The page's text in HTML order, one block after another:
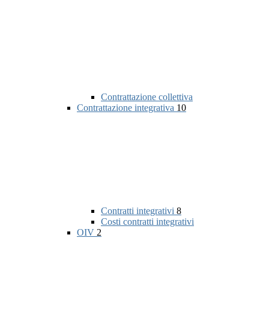
Contrattazione collettiva
Contrattazione integrativa 10
Contratti integrativi 8
Costi contratti integrativi
OIV 2